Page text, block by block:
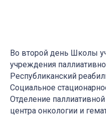
Во второй день Школы
учреждения
Республиканский
Социальное
Отделение
центра онкологии и